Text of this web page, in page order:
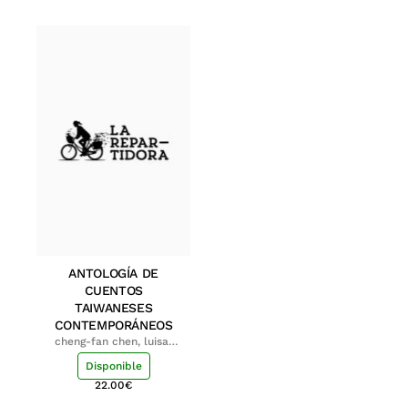
ANTOLOGÍA DE
CUENTOS
TAIWANESES
CONTEMPORÁNEOS
cheng-fan chen, luisa;
shu-ying chang, luisa
Disponible
22.00€